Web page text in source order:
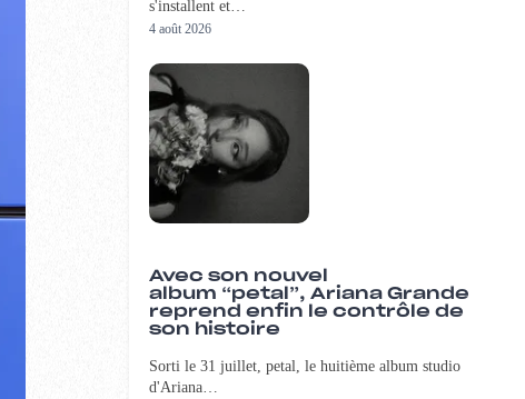
s'installent et…
4 août 2026
Avec son nouvel
album “petal”, Ariana Grande
reprend enfin le contrôle de
son histoire
Sorti le 31 juillet, petal, le huitième album studio
d'Ariana…